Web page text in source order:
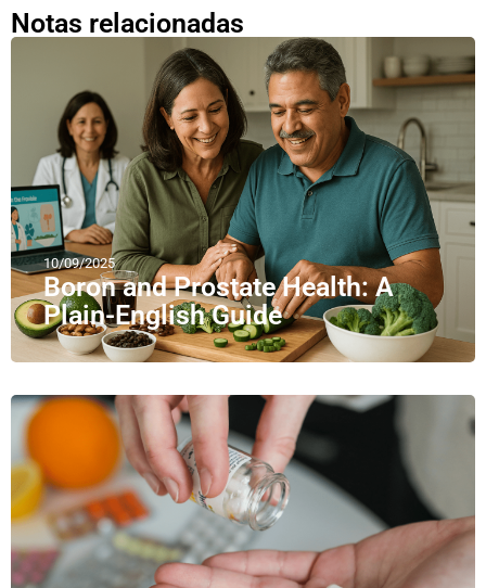
Notas relacionadas
10/09/2025
Boron and Prostate Health: A
Plain-English Guide